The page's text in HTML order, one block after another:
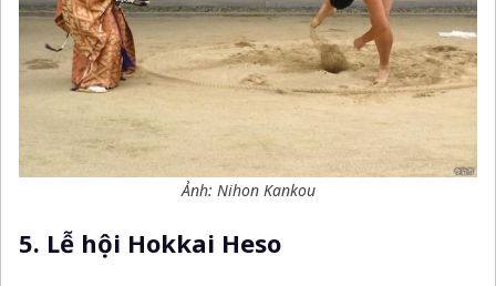
Ảnh: Nihon Kankou
5. Lễ hội Hokkai Heso